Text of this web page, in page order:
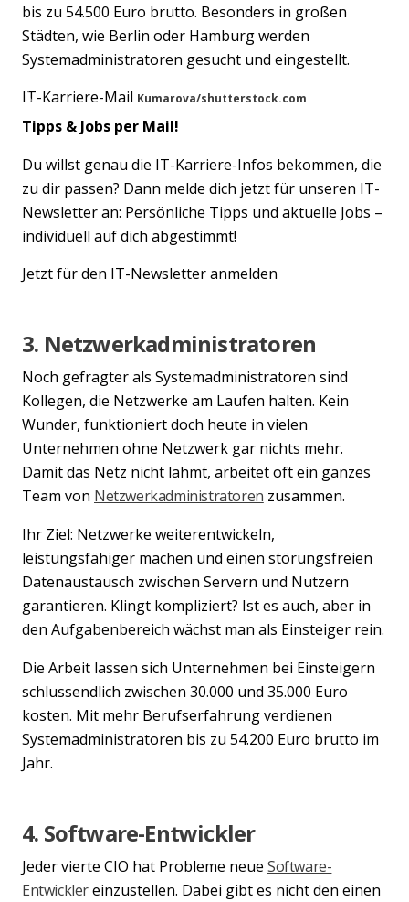
Previous
bis zu 54.500 Euro brutto. Besonders in großen
Städten, wie Berlin oder Hamburg werden
Systemadministratoren gesucht und eingestellt.
IT-Karriere-Mail Kumarova/shutterstock.com
Tipps & Jobs per Mail!
Du willst genau die IT-Karriere-Infos bekommen, die
zu dir passen? Dann melde dich jetzt für unseren IT-
Newsletter an: Persönliche Tipps und aktuelle Jobs –
individuell auf dich abgestimmt!
Jetzt für den IT-Newsletter anmelden
3. Netzwerkadministratoren
Noch gefragter als Systemadministratoren sind
Kollegen, die Netzwerke am Laufen halten. Kein
Wunder, funktioniert doch heute in vielen
Unternehmen ohne Netzwerk gar nichts mehr.
Damit das Netz nicht lahmt, arbeitet oft ein ganzes
Team von Netzwerkadministratoren zusammen.
Ihr Ziel: Netzwerke weiterentwickeln,
leistungsfähiger machen und einen störungsfreien
Datenaustausch zwischen Servern und Nutzern
garantieren. Klingt kompliziert? Ist es auch, aber in
den Aufgabenbereich wächst man als Einsteiger rein.
Die Arbeit lassen sich Unternehmen bei Einsteigern
schlussendlich zwischen 30.000 und 35.000 Euro
kosten. Mit mehr Berufserfahrung verdienen
Systemadministratoren bis zu 54.200 Euro brutto im
Jahr.
4. Software-Entwickler
Jeder vierte CIO hat Probleme neue Software-
Entwicklereinzustellen. Dabei gibt es nicht den einen